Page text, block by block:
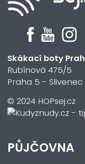
Skákací boty
Rubínová 475/5
Praha 5 - Slivenec
© 2024 HOPsej.cz
PŮJČOVNA